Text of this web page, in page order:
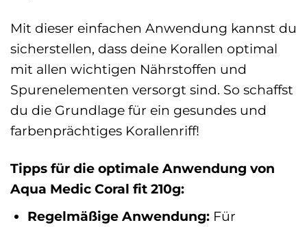
Mit dieser einfachen Anwendung kannst du
sicherstellen, dass deine Korallen optimal
mit allen wichtigen Nährstoffen und
Spurenelementen versorgt sind. So schaffst
du die Grundlage für ein gesundes und
farbenprächtiges Korallenriff!
Tipps für die optimale Anwendung von
Aqua Medic Coral fit 210g:
Regelmäßige Anwendung:Für